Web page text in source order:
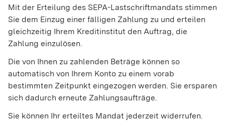
Mit der Erteilung des SEPA-Lastschriftmandats stimmen
Sie dem Einzug einer fälligen Zahlung zu und erteilen
gleichzeitig Ihrem Kreditinstitut den Auftrag, die
Zahlung einzulösen.
Die von Ihnen zu zahlenden Beträge können so
automatisch von Ihrem Konto zu einem vorab
bestimmten Zeitpunkt eingezogen werden. Sie ersparen
sich dadurch erneute Zahlungsaufträge.
Sie können Ihr erteiltes Mandat jederzeit widerrufen.